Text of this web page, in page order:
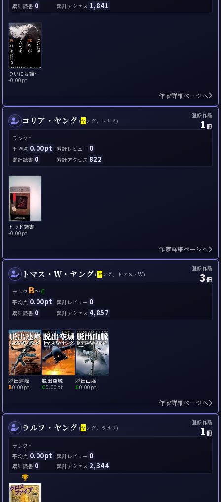
累計読書 0 累計アクセス 1,841
ついには誰もがすべてを忘れる
-0.00pt
作家詳細ページへ
コリア・ヤング (ヤ ング、コリア)
登録作品
1冊
ランク -
平均点 0.00pt 累計レビュー 0
累計読書 0 累計アクセス 822
トッド調書
-0.00pt
作家詳細ページへ
トマス・Ｗ・ヤング (ヤ ング、トマス・Ｗ)
登録作品
3冊
ランク B～C
平均点 0.00pt 累計レビュー 0
累計読書 0 累計アクセス 4,857
脱出連峰
B0.00pt
脱出空域
C0.00pt
脱出山脈
C0.00pt
作家詳細ページへ
ラルフ・ヤング (ヤ ング、ラルフ)
登録作品
1冊
ランク -
平均点 0.00pt 累計レビュー 0
累計読書 0 累計アクセス 2,344